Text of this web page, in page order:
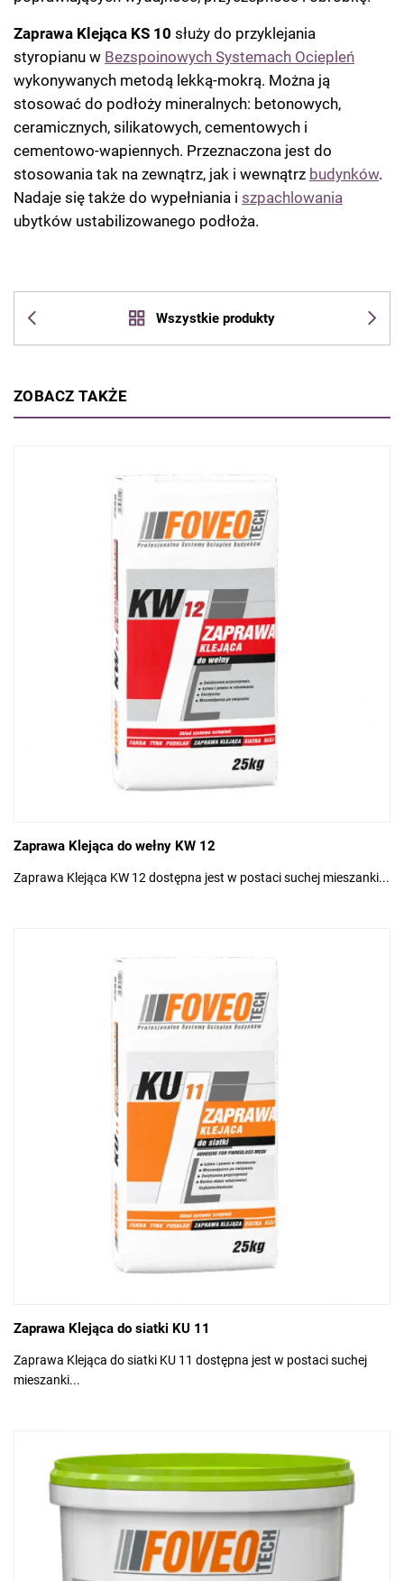
Zaprawa Klejąca KS 10 służy do przyklejania
styropianu w Bezspoinowych Systemach Ociepleń
wykonywanych metodą lekką-mokrą. Można ją
stosować do podłoży mineralnych: betonowych,
ceramicznych, silikatowych, cementowych i
cementowo-wapiennych. Przeznaczona jest do
stosowania tak na zewnątrz, jak i wewnątrz budynków.
Nadaje się także do wypełniania i szpachlowania
ubytków ustabilizowanego podłoża.
Wszystkie produkty
ZOBACZ TAKŻE
Zaprawa Klejąca do wełny KW 12
Zaprawa Klejąca KW 12 dostępna jest w postaci suchej mieszanki...
Zaprawa Klejąca do siatki KU 11
Zaprawa Klejąca do siatki KU 11 dostępna jest w postaci suchej
mieszanki...